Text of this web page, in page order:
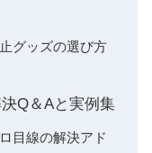
グッズの選び方
Q＆Aと実例集
目線の解決アド